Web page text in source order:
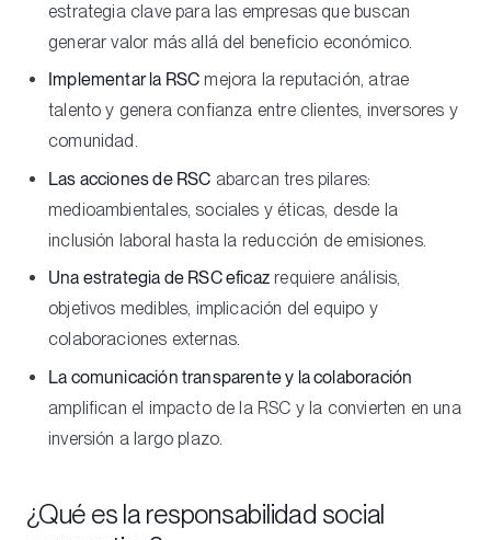
estrategia clave para las empresas que buscan
generar valor más allá del beneficio económico.
Implementar la RSC mejora la reputación, atrae
talento y genera confianza entre clientes, inversores y
comunidad.
Las acciones de RSC abarcan tres pilares:
medioambientales, sociales y éticas, desde la
inclusión laboral hasta la reducción de emisiones.
Una estrategia de RSC eficaz requiere análisis,
objetivos medibles, implicación del equipo y
colaboraciones externas.
La comunicación transparente y la colaboración
amplifican el impacto de la RSC y la convierten en una
inversión a largo plazo.
¿Qué es la responsabilidad social